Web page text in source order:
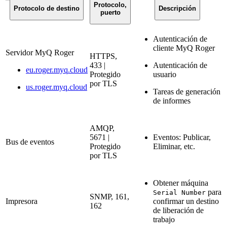
Protocolo de destino
Protocolo,
puerto
Descripción
Servidor MyQ Roger
eu.roger.myq.cloud
us.roger.myq.cloud
HTTPS,
433 |
Protegido
por TLS
Autenticación de
cliente MyQ Roger
Autenticación de
usuario
Tareas de generación
de informes
Bus de eventos
AMQP,
5671 |
Protegido
por TLS
Eventos: Publicar,
Eliminar, etc.
Impresora
SNMP, 161,
162
Obtener máquina
Serial Number para
confirmar un destino
de liberación de
trabajo